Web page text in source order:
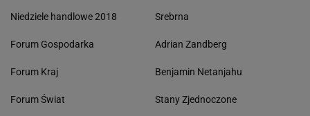
Niedziele handlowe 2018
Forum Gospodarka
Forum Kraj
Forum Świat
Srebrna
Adrian Zandberg
Benjamin Netanjahu
Stany Zjednoczone